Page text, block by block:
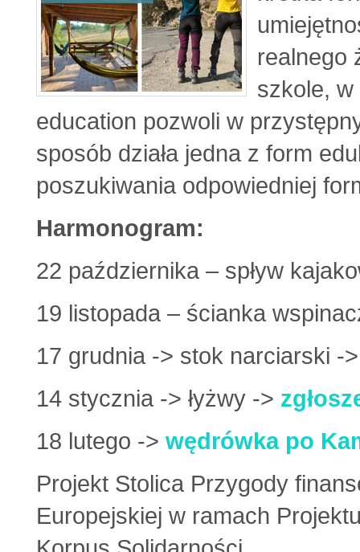
realnego
szkole,
education pozwoli w
sposób działa jedna z form
poszukiwania odpowiedniej
Harmonogram:
22 października – spływ
19 listopada – ścianka
17 grudnia -> stok narciarski
14 stycznia -> łyżwy ->
18 lutego -> wędrówka po
Projekt Stolica Przygody
Europejskiej w ramach